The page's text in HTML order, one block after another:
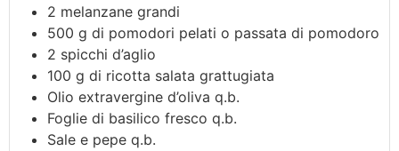
2 melanzane grandi
500 g di pomodori pelati o passata di pomodoro
2 spicchi d’aglio
100 g di ricotta salata grattugiata
Olio extravergine d’oliva q.b.
Foglie di basilico fresco q.b.
Sale e pepe q.b.